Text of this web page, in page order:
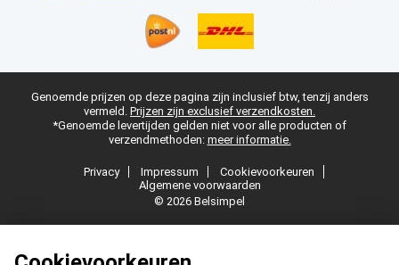
Genoemde prijzen op deze pagina zijn inclusief btw, tenzij anders
vermeld. Prijzen zijn exclusief verzendkosten.
*Genoemde levertijden gelden niet voor alle producten of
verzendmethoden: meer informatie.
Privacy Impressum
Cookievoorkeuren
Algemene voorwaarden
© 2026 Belsimpel